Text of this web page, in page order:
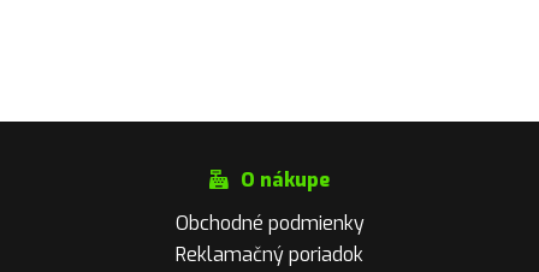
O nákupe
Obchodné podmienky
Reklamačný poriadok